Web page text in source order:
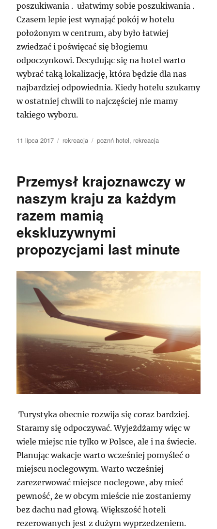
poszukiwania . ułatwimy sobie poszukiwania .
Czasem lepie jest wynająć pokój w hotelu
położonym w centrum, aby było łatwiej
zwiedzać i poświęcać się błogiemu
odpoczynkowi. Decydując się na hotel warto
wybrać taką lokalizację, która będzie dla nas
najbardziej odpowiednia. Kiedy hotelu szukamy
w ostatniej chwili to najczęściej nie mamy
takiego wyboru.
Data
11 lipca 2017 Kategorie
rekreacja Tagi
poznń hotel, rekreacja
Przemysł krajoznawczy w
naszym kraju za każdym
razem mamią
ekskluzywnymi
propozycjami last minute
Turystyka obecnie rozwija się coraz bardziej.
Staramy się odpoczywać. Wyjeżdżamy więc w
wiele miejsc nie tylko w Polsce, ale i na świecie.
Planując wakacje warto wcześniej pomyśleć o
miejscu noclegowym. Warto wcześniej
zarezerwować miejsce noclegowe, aby mieć
pewność, że w obcym mieście nie zostaniemy
bez dachu nad głową. Większość hoteli
rezerowanych jest z dużym wyprzedzeniem.